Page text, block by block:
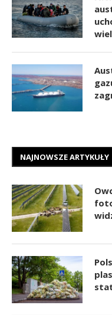
NAJNOWSZE ARTYKUŁY